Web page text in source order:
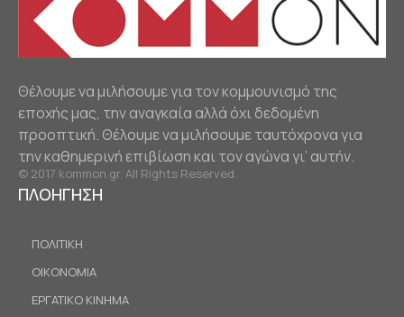
Θέλουμε να μιλήσουμε για τον κομμουνισμό της
εποχής μας, την αναγκαία αλλά όχι δεδομένη
προοπτική. Θέλουμε να μιλήσουμε ταυτόχρονα για
την καθημερινή επιβίωση και τον αγώνα γι’ αυτήν.
© 2017 kommon.gr. All Rights Reserved.
ΠΛΟΗΓΗΣΗ
ΠΟΛΙΤΙΚΗ
ΟΙΚΟΝΟΜΙΑ
ΕΡΓΑΤΙΚΟ ΚΙΝΗΜΑ